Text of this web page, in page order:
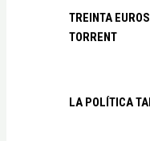
TREINTA
TORRENT
LA POLÍTICA